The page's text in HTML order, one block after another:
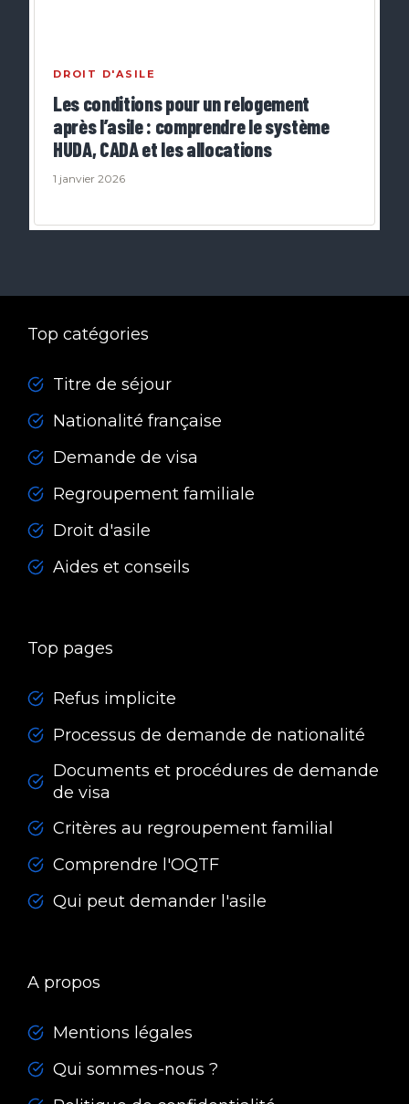
DROIT D'ASILE
Les conditions pour un relogement
après l’asile : comprendre le système
HUDA, CADA et les allocations
1 janvier 2026
Top catégories
Titre de séjour
Nationalité française
Demande de visa
Regroupement familiale
Droit d'asile
Aides et conseils
Top pages
Refus implicite
Processus de demande de nationalité
Documents et procédures de demande
de visa
Critères au regroupement familial
Comprendre l'OQTF
Qui peut demander l'asile
A propos
Mentions légales
Qui sommes-nous ?